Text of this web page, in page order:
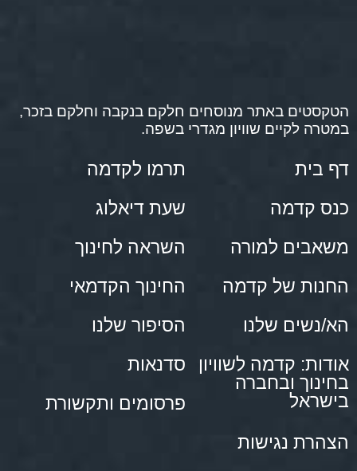
הטקסטים באתר מנוסחים חלקם בנקבה וחלקם בזכר,
במטרה לקיים שוויון מגדרי בשפה.
דף בית
תרמו לקדמה
כנס קדמה
שעת דיאלוג
משאבים למורה
השראה לחינוך
החנות של קדמה
החינוך הקדמאי
הא/נשים שלנו
הסיפור שלנו
אודות: קדמה לשוויון
בחינוך ובחברה
בישראל
סדנאות
פרסומים ותקשורת
הצהרת נגישות